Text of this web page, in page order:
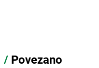
/ Povezano